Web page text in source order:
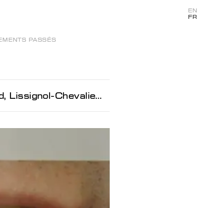
PASSÉS
EN
FR
pour la jeune création